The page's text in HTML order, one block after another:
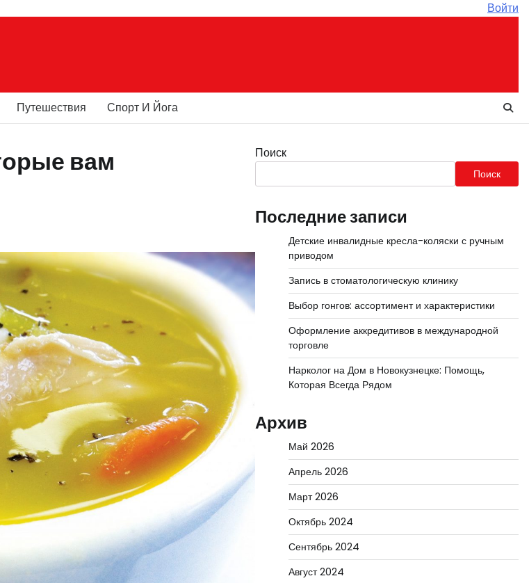
Войти
Путешествия Спорт И Йога
вам
Поиск
Поиск
Последние записи
Детские инвалидные кресла-коляски с ручным
приводом
Запись в стоматологическую клинику
Выбор гонгов: ассортимент и характеристики
Оформление аккредитивов в международной
торговле
Нарколог на Дом в Новокузнецке: Помощь,
Которая Всегда Рядом
Архив
Май 2026
Апрель 2026
Март 2026
Октябрь 2024
Сентябрь 2024
Август 2024